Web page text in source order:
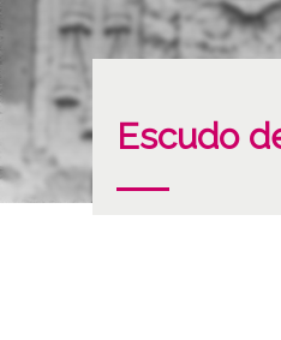
Escudo